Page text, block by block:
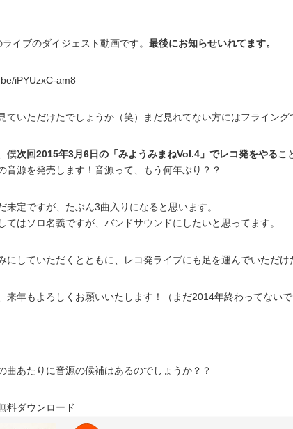
イブのダイジェスト動画です。 最後にお知らせいれてます。
iPYUzxC-am8
ていただけたでしょうか（笑）まだ見れてない方にはフライング
僕次回2015年3月6日の「みようみまねVol.4」でレコ発をやるこ
音源を発売します！音源って、もう何年ぶり？？
未定ですが、たぶん3曲入りになると思います。
てはソロ名義ですが、バンドサウンドにしたいと思ってます。
にしていただくとともに、レコ発ライブにも足を運んでいただけ
来年もよろしくお願いいたします！（まだ2014年終わってないで
曲あたりに音源の候補はあるのでしょうか？？
料ダウンロード